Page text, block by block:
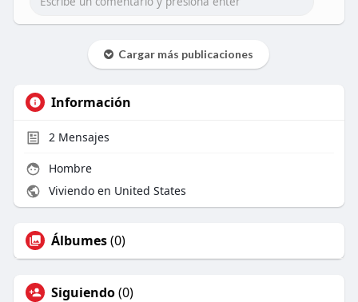
Cargar más publicaciones
Información
2Mensajes
Hombre
Viviendo en United States
Álbumes(0)
Siguiendo(0)